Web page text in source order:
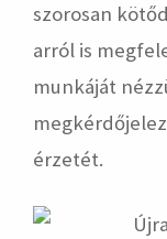
szorosan
arról is
munkáját
érzetét.